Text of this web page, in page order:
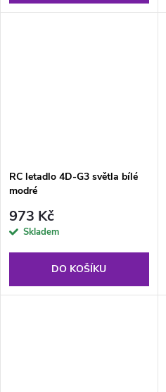
RC letadlo 4D-G3 světla bílé
modré
973 Kč
Skladem
DO KOŠÍKU